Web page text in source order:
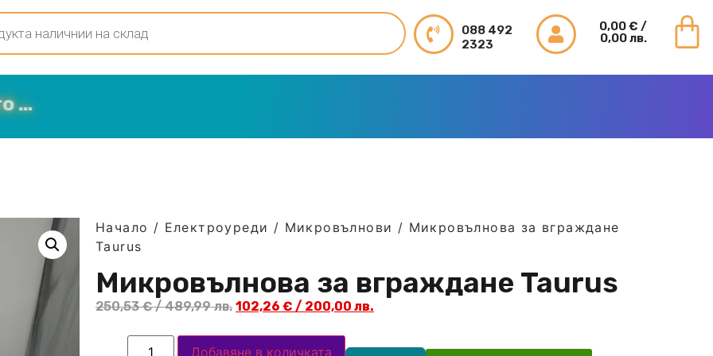
088 492
2323
0,00€ /
0,00 лв.
Начало / Електроуреди / Микровълнови / Микровълнова за вграждане
Taurus
Микровълнова за вграждане Taurus
250,53€/ 489,99 лв. 102,26 € / 200,00 лв.
Добавяне в количката